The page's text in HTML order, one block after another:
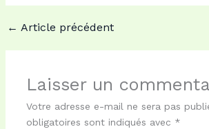
c
e
b
o
s
o
d
a
l
r
a
g
← Article précédent
Laisser un
Votre adresse e-mail ne sera pas
obligatoires sont indiqués avec *